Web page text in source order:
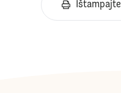
Ištampajte